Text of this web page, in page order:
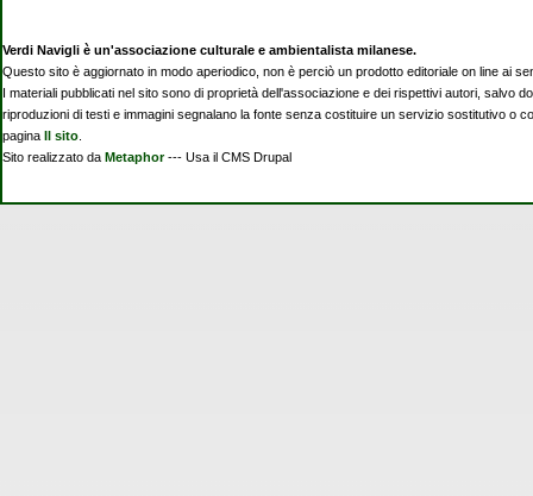
Verdi Navigli è un'associazione culturale e ambientalista milanese.
Questo sito è aggiornato in modo aperiodico, non è perciò un prodotto editoriale on line ai
I materiali pubblicati nel sito sono di proprietà dell'associazione e dei rispettivi autori,
riproduzioni di testi e immagini segnalano la fonte senza costituire un servizio sostitutivo o
pagina
Il sito.
Sito realizzato da Metaphor--- Usa il CMS Drupal